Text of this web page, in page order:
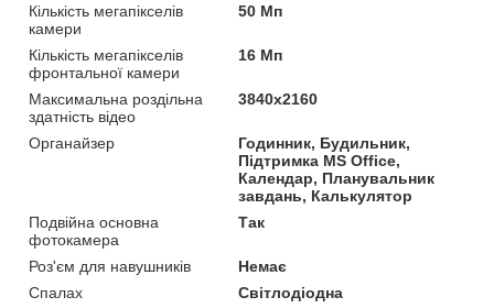
Кількість мегапікселів
камери
50 Мп
Кількість мегапікселів
фронтальної камери
16 Мп
Максимальна роздільна
здатність відео
3840x2160
Органайзер
Годинник, Будильник,
Підтримка MS Office,
Календар, Планувальник
завдань, Калькулятор
Подвійна основна
фотокамера
Так
Роз'єм для навушників
Немає
Спалах
Світлодіодна